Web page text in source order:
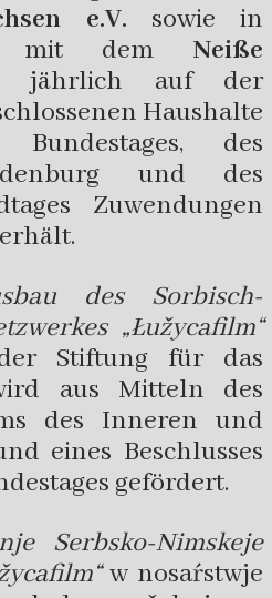
e.V. sowie in
mit dem Neiße
jährlich auf der
Haushalte
des
und des
Zuwendungen
des Sorbisch-
„Łužycafilm“
Stiftung für das
aus Mitteln des
des Inneren und
eines Beschlusses
gefördert.
Serbsko-Nimskeje
w nosaŕstwje